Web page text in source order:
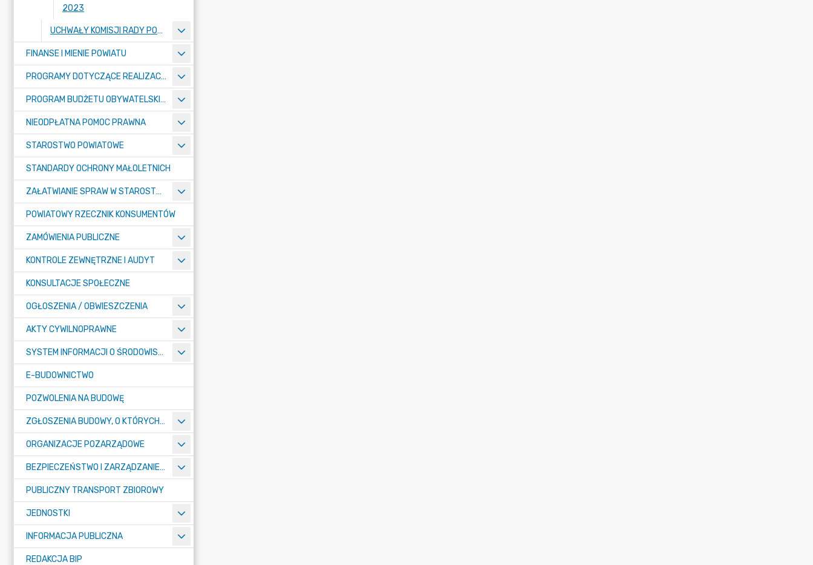
2023
UCHWAŁY KOMISJI RADY POWIATU
FINANSE I MIENIE POWIATU
PROGRAMY DOTYCZĄCE REALIZACJI ZADAŃ PUBLICZNYCH
PROGRAM BUDŻETU OBYWATELSKIEGO POWIATU BYDGOSKIEGO
NIEODPŁATNA POMOC PRAWNA
STAROSTWO POWIATOWE
STANDARDY OCHRONY MAŁOLETNICH
ZAŁATWIANIE SPRAW W STAROSTWIE
POWIATOWY RZECZNIK KONSUMENTÓW
ZAMÓWIENIA PUBLICZNE
KONTROLE ZEWNĘTRZNE I AUDYT
KONSULTACJE SPOŁECZNE
OGŁOSZENIA / OBWIESZCZENIA
AKTY CYWILNOPRAWNE
SYSTEM INFORMACJI O ŚRODOWISKU
E-BUDOWNICTWO
POZWOLENIA NA BUDOWĘ
ZGŁOSZENIA BUDOWY, O KTÓRYCH MOWA W ART. 29 UST. 1 PKT 1A, 2B I 19A USTAWY PRAWO BUDOWLANE
ORGANIZACJE POZARZĄDOWE
BEZPIECZEŃSTWO I ZARZĄDZANIE KRYZYSOWE
PUBLICZNY TRANSPORT ZBIOROWY
JEDNOSTKI
INFORMACJA PUBLICZNA
REDAKCJA BIP